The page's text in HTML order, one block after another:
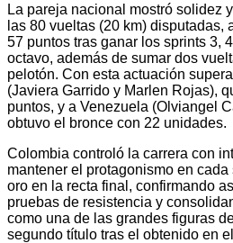
La pareja nacional mostró solidez
las 80 vueltas (20 km) disputadas,
57 puntos tras ganar los sprints 3,
octavo, además de sumar dos
pelotón. Con esta actuación
(Javiera Garrido y Marlen Rojas),
puntos, y a Venezuela (Olviangel
obtuvo el bronce con 22 unidades.
Colombia controló la carrera con
mantener el protagonismo en cada
oro en la recta final, confirmando
pruebas de resistencia y
como una de las grandes figuras
segundo título tras el obtenido en